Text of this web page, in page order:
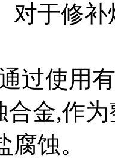
对于修
过使用
合金,作
蚀。